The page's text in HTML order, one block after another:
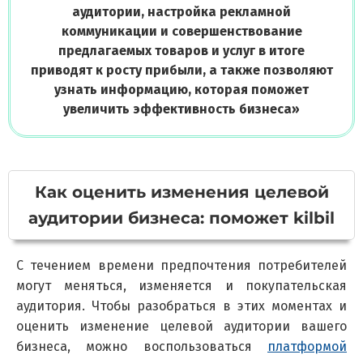
аудитории, настройка рекламной
коммуникации и совершенствование
предлагаемых товаров и услуг в итоге
приводят к росту прибыли, а также позволяют
узнать информацию, которая поможет
увеличить эффективность бизнеса»
Как оценить изменения целевой
аудитории бизнеса: поможет kilbil
С течением времени предпочтения потребителей
могут меняться, изменяется и покупательская
аудитория. Чтобы разобраться в этих моментах и
оценить изменение целевой аудитории вашего
бизнеса, можно воспользоваться
платформой